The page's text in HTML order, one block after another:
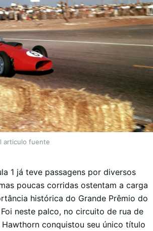
articulo fuente
1 já teve passagens por diversos
poucas corridas ostentam a carga
histórica do Grande Prêmio do
neste palco, no circuito de rua de
conquistou seu único título